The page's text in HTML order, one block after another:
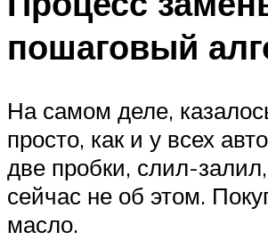
пошаговый
На самом деле,
просто, как и у всех
две пробки, слил-
сейчас не об этом.
масло.